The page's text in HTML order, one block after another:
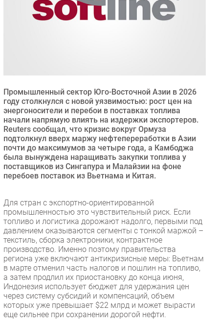
Кадры
Регулирование
Инновации
CIO/Управление ИТ
Гаджеты
Здоровье
РАЗДЕЛЫ
Новости
Аналитика
Мероприятия
Проекты
IT класс
Тестовый стенд
Каталог компаний
Промышленный сектор Юго-Восточной Азии в 2026
году столкнулся с новой уязвимостью: рост цен на
энергоносители и перебои в поставках топлива
начали напрямую влиять на издержки экспортеров.
Reuters сообщал, что кризис вокруг Ормуза
подтолкнул вверх маржу нефтепереработки в Азии
почти до максимумов за четыре года, а Камбоджа
была вынуждена наращивать закупки топлива у
поставщиков из Сингапура и Малайзии на фоне
перебоев поставок из Вьетнама и Китая.
Для стран с экспортно-ориентированной
промышленностью это чувствительный риск. Если
топливо и логистика дорожают надолго, первыми под
давлением оказываются сегменты с тонкой маржой –
текстиль, сборка электроники, контрактное
производство. Именно поэтому правительства
региона уже включают антикризисные меры: Вьетнам
в марте отменил часть налогов и пошлин на топливо,
а затем продлил их приостановку до конца июня,
Индонезия использует бюджет для удержания цен
через систему субсидий и компенсаций, объем
которых уже превышает $22 млрд и может вырасти
еще сильнее при сохранении дорогой нефти.